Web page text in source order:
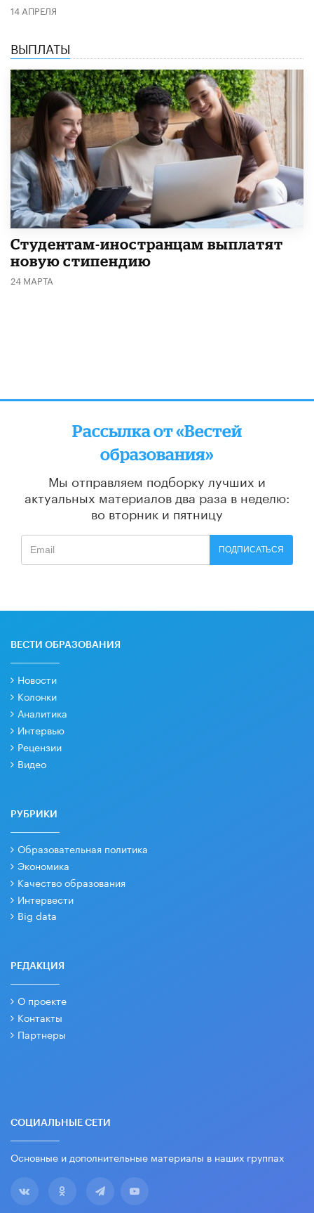
14 АПРЕЛЯ
ВЫПЛАТЫ
Студентам-иностранцам выплатят
новую стипендию
24 МАРТА
Рассылка от «Вестей
образования»
Мы отправляем подборку лучших и
актуальных материалов два раза в неделю:
во вторник и пятницу
ПОДПИСАТЬСЯ
ВЕСТИ ОБРАЗОВАНИЯ
Новости
Колонки
Аналитика
Интервью
Рецензии
Видео
РУБРИКИ
Образовательная политика
Экономика
Качество образования
Интервести
Big data
РЕДАКЦИЯ
О проекте
Контакты
Партнеры
СОЦИАЛЬНЫЕ СЕТИ
Основные и дополнительные материалы в наших группах